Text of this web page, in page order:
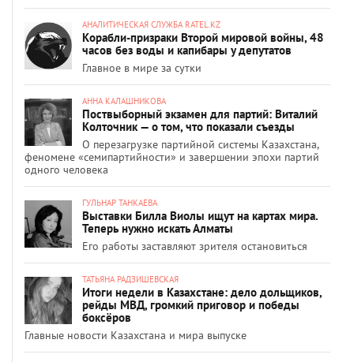
АНАЛИТИЧЕСКАЯ СЛУЖБА RATEL.KZ
Корабли-призраки Второй мировой войны, 48
часов без воды и капибары у депутатов
Главное в мире за сутки
АННА КАЛАШНИКОВА
Поствыборный экзамен для партий: Виталий
Колточник — о том, что показали съезды
О перезагрузке партийной системы Казахстана,
феномене «семипартийности» и завершении эпохи партий
одного человека
ГУЛЬНАР ТАНКАЕВА
Выставки Билла Виолы ищут на картах мира.
Теперь нужно искать Алматы
Его работы заставляют зрителя остановиться
ТАТЬЯНА РАДЗИШЕВСКАЯ
Итоги недели в Казахстане: дело дольщиков,
рейды МВД, громкий приговор и победы
боксёров
Главные новости Казахстана и мира выпуске